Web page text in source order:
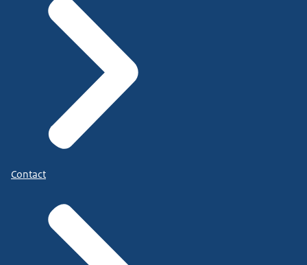
(Op een tablet staat: Can't wait to learn.)
Nee, eerst lezen. Dit.
(Met z'n drieën kijken ze op de tablet.)
Schouder. Ja? Schouder.
(Kate Radford:)
Iedereen denkt dat het alleen over lezen en
je die toekomst ook aan?
Beweeg je hand.
(Een van de meisjes tikt op de tablet.)
Contact